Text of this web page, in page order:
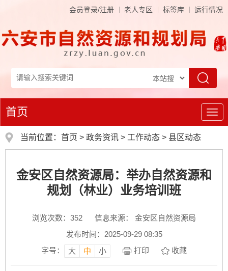
会员登录/注册 老人专区 标签库 运行情况
导
首页
当前位置： 首页 > 政务资讯 > 工作动态 > 县区动态
金安区自然资源局：举办自然资源和
规划（林业）业务培训班
浏览次数： 352
信息来源： 金安区自然资源局
发布时间：2025-09-29 08:35
字号：
大 中 小 打印 收藏